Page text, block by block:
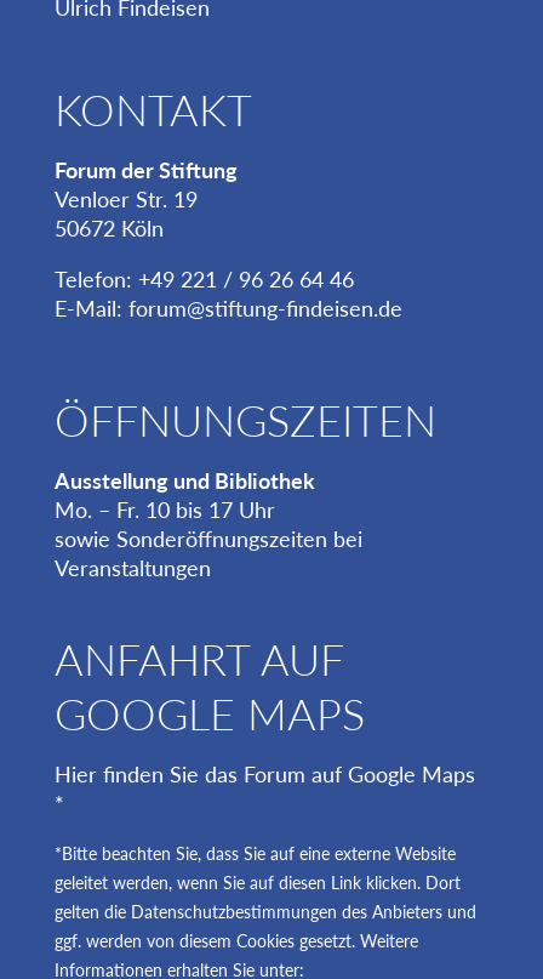
KONTAKT
Forum der Stiftung
Venloer Str. 19
50672 Köln
Telefon: +49 221 / 96 26 64 46
E-Mail: forum@stiftung-findeisen.de
ÖFFNUNGSZEITEN
Ausstellung und Bibliothek
Mo. – Fr. 10 bis 17 Uhr
sowie Sonderöffnungszeiten bei
Veranstaltungen
ANFAHRT AUF
GOOGLE MAPS
Hier finden Sie das Forum auf Google Maps
*
*Bitte beachten Sie, dass Sie auf eine externe Website
geleitet werden, wenn Sie auf diesen Link klicken. Dort
gelten die Datenschutzbestimmungen des Anbieters und
ggf. werden von diesem Cookies gesetzt. Weitere
Informationen erhalten Sie unter: